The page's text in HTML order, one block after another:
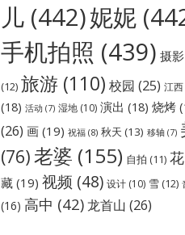
儿(442)妮妮
手机拍照 (439) 摄影
(12) 旅游(110) 校园 (25) 江西
(18) 活动 (7) 湿地(10) 演出 (18) 烧烤
(26) 画(19) 祝福(8) 秋天 (13) 移轴(7)
(76)老婆 (155) 自拍 (11) 花
藏(19) 视频 (48) 设计(10) 雪(12)
(16) 高中 (42)龙首山 (26)